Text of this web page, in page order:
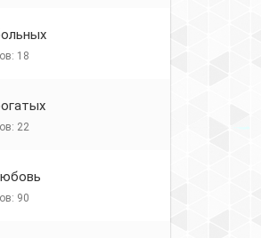
18
22
90